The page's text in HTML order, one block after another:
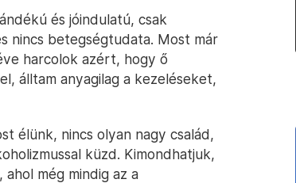
és jóindulatú, csak
nincs betegségtudata. Most már
harcolok azért, hogy ő
álltam anyagilag a kezeléseket,
élünk, nincs olyan nagy család,
küzd. Kimondhatjuk,
még mindig az a